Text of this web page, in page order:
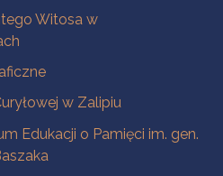
Witosa w
w Zalipiu
Edukacji o Pamięci im. gen.